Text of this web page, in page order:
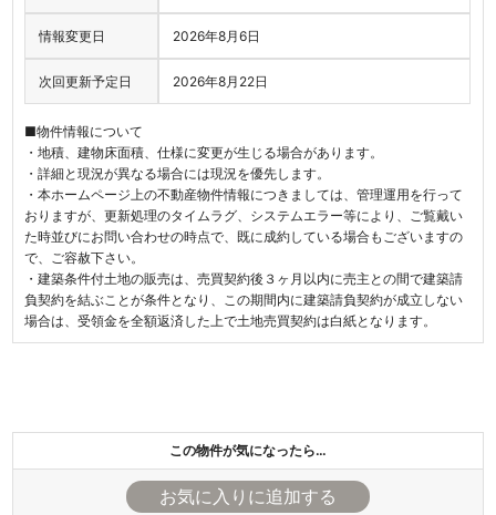
情報変更日 2026年8月6日
次回更新予定日 2026年8月22日
■物件情報について
・地積、建物床面積、仕様に変更が生じる場合があります。
・詳細と現況が異なる場合には現況を優先します。
・本ホームページ上の不動産物件情報につきましては、管理運用を行って
おりますが、更新処理のタイムラグ、システムエラー等により、ご覧戴い
た時並びにお問い合わせの時点で、既に成約している場合もございますの
で、ご容赦下さい。
・建築条件付土地の販売は、売買契約後３ヶ月以内に売主との間で建築請
負契約を結ぶことが条件となり、この期間内に建築請負契約が成立しない
場合は、受領金を全額返済した上で土地売買契約は白紙となります。
この物件が気になったら…